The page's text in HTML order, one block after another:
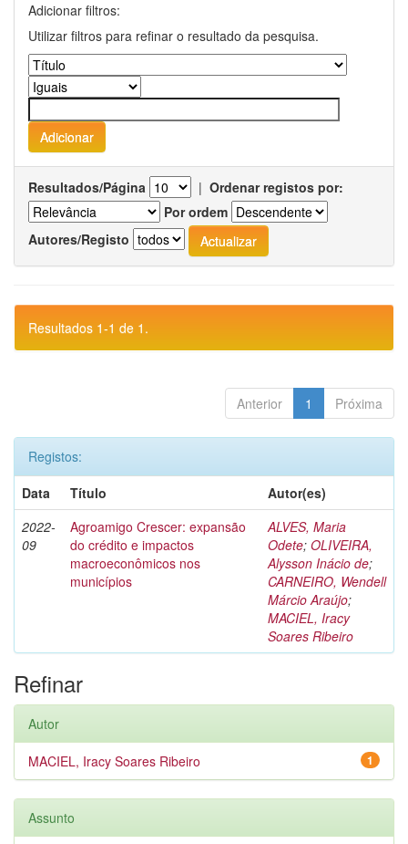
Adicionar filtros:
Utilizar filtros para refinar o resultado da pesquisa.
Resultados/Página | Ordenar registos por:
Por ordem
Autores/Registo
Resultados 1-1 de 1.
Anterior 1 Próxima
Registos:
Data
Título
Autor(es)
2022-
09
Agroamigo Crescer: expansão
do crédito e impactos
macroeconômicos nos
municípios
ALVES, Maria
Odete; OLIVEIRA,
Alysson Inácio de;
CARNEIRO, Wendell
Márcio Araújo;
MACIEL, Iracy
Soares Ribeiro
Refinar
Autor
1
MACIEL, Iracy Soares Ribeiro
Assunto